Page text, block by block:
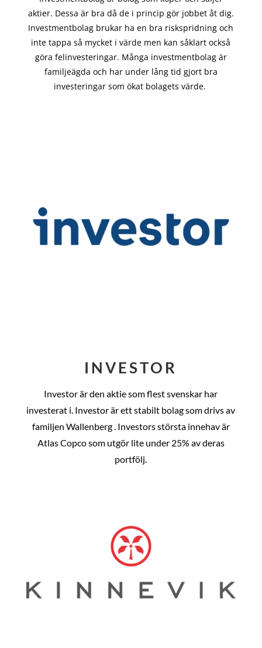
aktier. Dessa är bra då de i princip görjobbet åt dig.
Investmentbolag brukar ha en bra riskspridning och
inte tappa så mycket i värde men kan såklart också
göra felinvesteringar. Många investmentbolag är
familjeägda och har under lång tid gjort bra
investeringar som ökat bolagets värde.
INVESTOR
Investor är den aktie som flest svenskar har
investerat i. Investor är ett stabilt bolag som drivs av
familjen Wallenberg . Investors största innehav är
Atlas Copco som utgör lite under 25% av deras
portfölj.